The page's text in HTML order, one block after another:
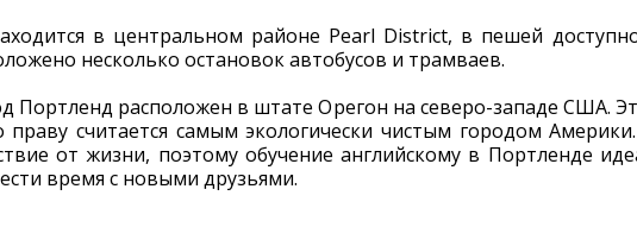
в центральном районе Pearl District, в пешей
несколько остановок автобусов и трамваев.
Портленд расположен в штате Орегон на северо-западе США.
считается самым экологически чистым городом
от жизни, поэтому обучение английскому в Портленде
время с новыми друзьями.